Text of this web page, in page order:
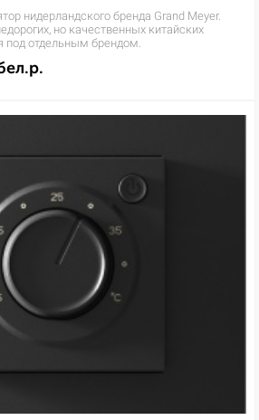
нидерландского бренда Grand Meyer.
но качественных китайских
под отдельным брендом.